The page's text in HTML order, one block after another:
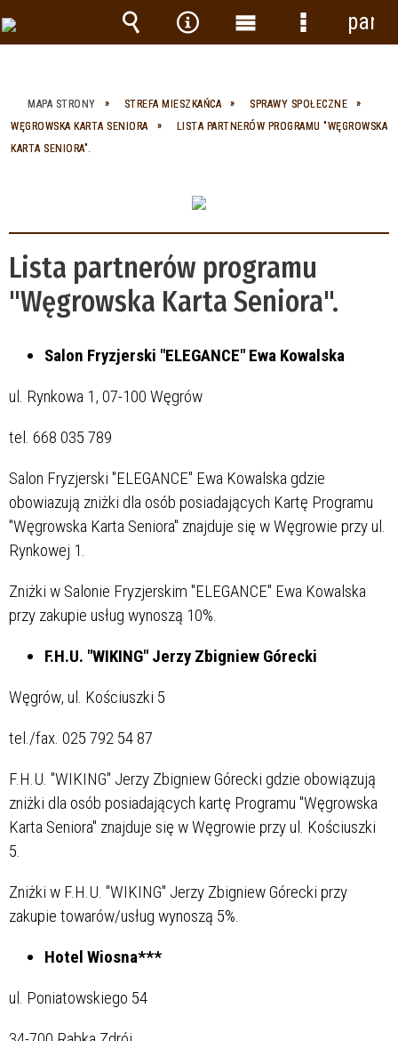
MAPA STRONY STREFA MIESZKAŃCA
SPRAWY SPOŁECZNE
WĘGROWSKA KARTA SENIORA
LISTA PARTNERÓW PROGRAMU "WĘGROWSKA
KARTA SENIORA".
Lista partnerów programu
"Węgrowska Karta Seniora".
Salon Fryzjerski "ELEGANCE" Ewa Kowalska
ul. Rynkowa 1, 07-100 Węgrów
tel. 668 035 789
Salon Fryzjerski "ELEGANCE" Ewa Kowalska gdzie
obowiazują zniżki dla osób posiadających Kartę Programu
"Węgrowska Karta Seniora" znajduje się w Węgrowie przy ul.
Rynkowej 1.
Zniżki w Salonie Fryzjerskim "ELEGANCE" Ewa Kowalska
przy zakupie usług wynoszą 10%.
F.H.U. "WIKING" Jerzy Zbigniew Górecki
Węgrów, ul. Kościuszki 5
tel./fax. 025 792 54 87
F.H.U. "WIKING" Jerzy Zbigniew Górecki gdzie obowiązują
zniżki dla osób posiadających kartę Programu "Węgrowska
Karta Seniora" znajduje się w Węgrowie przy ul. Kościuszki
5.
Zniżki w F.H.U. "WIKING" Jerzy Zbigniew Górecki przy
zakupie towarów/usług wynoszą 5%.
Hotel Wiosna***
ul. Poniatowskiego 54
Wyszukiwarka
Narzędzia
Menu Menu
panel